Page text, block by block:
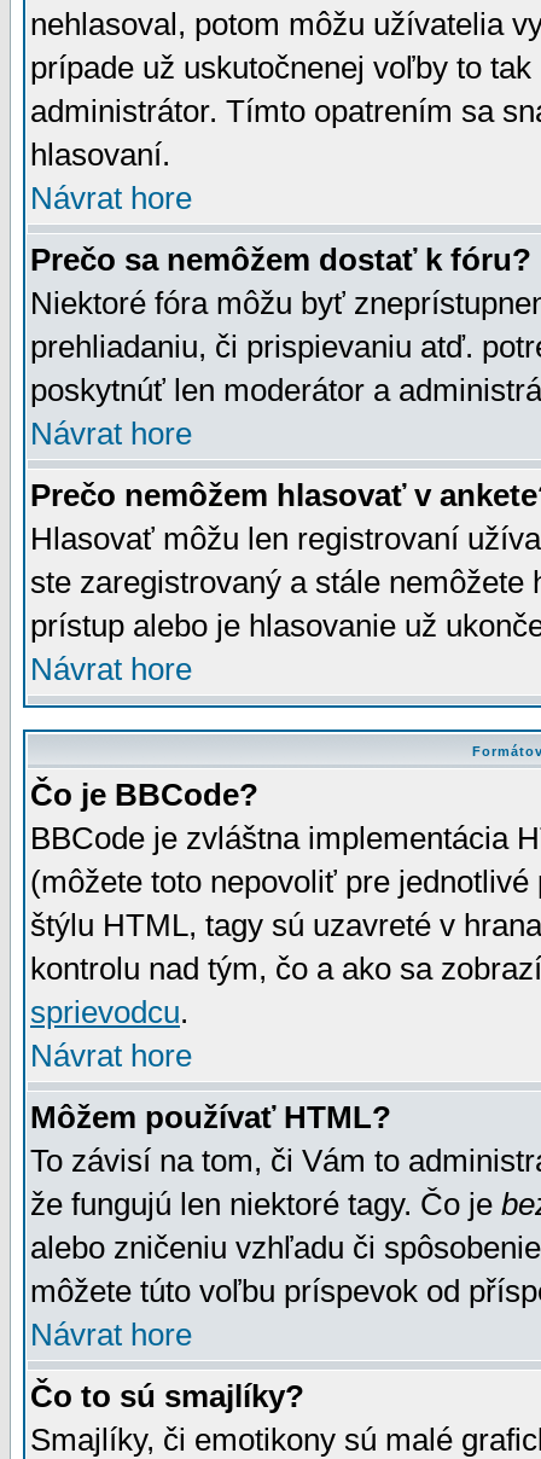
nehlasoval, potom môžu užívatelia
prípade už uskutočnenej voľby to
administrátor. Tímto opatrením sa
hlasovaní.
Návrat hore
Prečo sa nemôžem dostať k fóru?
Niektoré fóra môžu byť
prehliadaniu, či prispievaniu atď.
poskytnúť len moderátor a
Návrat hore
Prečo nemôžem hlasovať v
Hlasovať môžu len registrovaní
ste zaregistrovaný a stále
prístup alebo je hlasovanie už
Návrat hore
Čo je BBCode?
BBCode je zvláštna implementácia
(môžete toto nepovoliť pre
štýlu HTML, tagy sú uzavreté v
kontrolu nad tým, čo a ako sa
sprievodcu.
Návrat hore
Môžem používať HTML?
To závisí na tom, či Vám to
že fungujú len niektoré tagy. Čo je
alebo zničeniu vzhľadu či
môžete túto voľbu príspevok od
Návrat hore
Čo to sú smajlíky?
Smajlíky, či emotikony sú malé